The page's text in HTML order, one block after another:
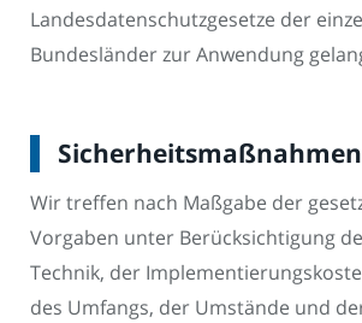
Landesdatenschutzgesetze der
Bundesländer zur Anwendung
Sicherheitsmaßnahmen
Wir treffen nach Maßgabe der
Vorgaben unter Berücksichtigung
Technik, der
des Umfangs, der Umstände und